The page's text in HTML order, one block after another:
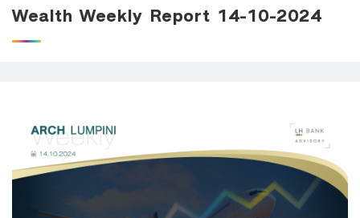
ติดต่อเรา
โทร 1327 TH EN
Foreigners
Wealth Weekly Report 14-10-2024